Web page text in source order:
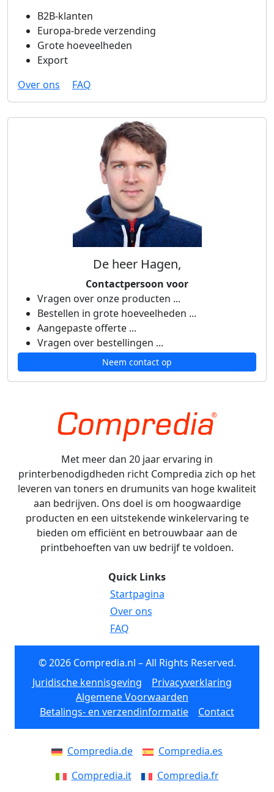
B2B-klanten
Europa-brede verzending
Grote hoeveelheden
Export
Over ons
FAQ
De heer Hagen,
Contactpersoon voor
Vragen over onze producten ...
Bestellen in grote hoeveelheden ...
Aangepaste offerte ...
Vragen over bestellingen ...
Neem contact op
Met meer dan 20 jaar ervaring in
printerbenodigdheden richt Compredia zich op het
leveren van toners en drumunits van hoge kwaliteit
aan bedrijven. Ons doel is om hoogwaardige
producten en een uitstekende winkelervaring te
bieden om efficiënt en betrouwbaar aan de
printbehoeften van uw bedrijf te voldoen.
Quick Links
Startpagina
Over ons
FAQ
© 2026 Compredia.nl – All Rights Reserved.
Juridische kennisgeving
Privacyverklaring
Algemene Voorwaarden
Betalings- en verzendinformatie
Contact
Compredia.de
Compredia.es
Compredia.it
Compredia.fr